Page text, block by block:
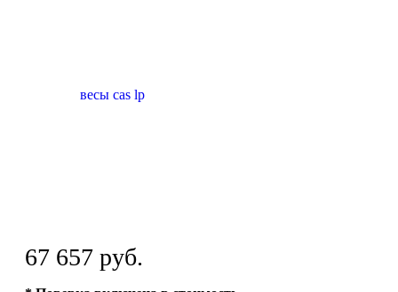
67 657 руб.